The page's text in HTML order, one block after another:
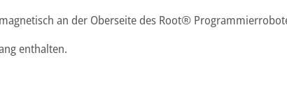
an der Oberseite des Root®
enthalten.